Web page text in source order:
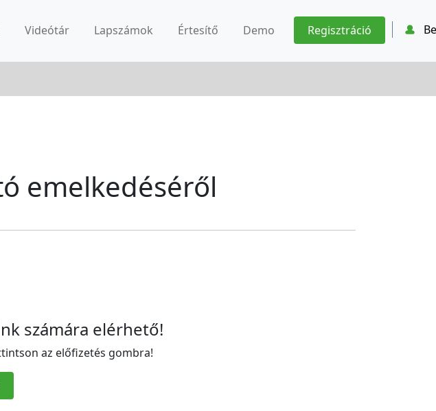
Videótár Lapszámok Értesítő Demo Regisztráció
emelkedéséről
számára elérhető!
az előfizetés gombra!